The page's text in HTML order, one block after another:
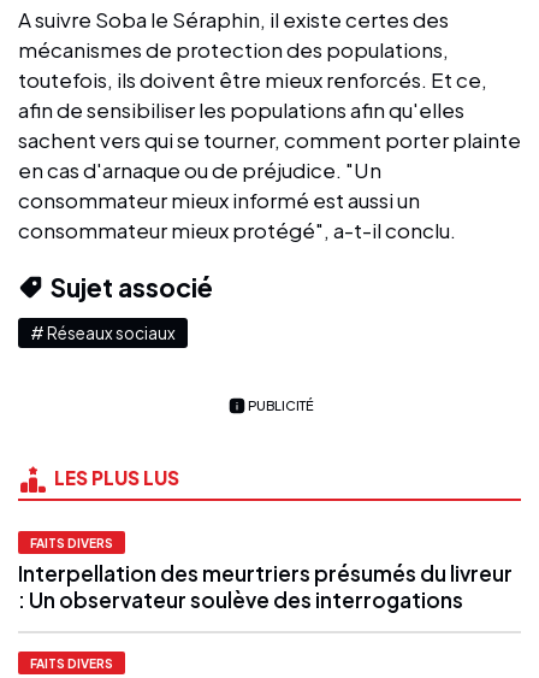
A suivre Soba le Séraphin, il existe certes des
mécanismes de protection des populations,
toutefois, ils doivent être mieux renforcés. Et ce,
afin de sensibiliser les populations afin qu'elles
sachent vers qui se tourner, comment porter plainte
en cas d'arnaque ou de préjudice. "Un
consommateur mieux informé est aussi un
consommateur mieux protégé", a-t-il conclu.
Sujet associé
# Réseaux sociaux
PUBLICITÉ
LES PLUS LUS
FAITS DIVERS
Interpellation des meurtriers présumés du livreur
: Un observateur soulève des interrogations
FAITS DIVERS